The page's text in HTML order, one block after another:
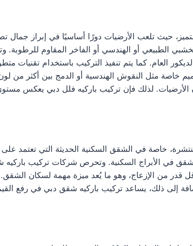
حيث تلعب الأرضيات دورًا أساسيًا في إبراز جمال
الطبيعي أو الهندسي أو الفاخر المقاوم للرطوبة.
العام. كما يتم تنفيذ التركيب باستخدام تقنيات
خاصة مثل النقوش الهندسية أو الدمج بين أكثر من
لذلك فإن تركيب باركيه فلل دبي يعكس مستوى
خاصة في الشقق السكنية الحديثة التي تعتمد على
للشقق في الأبراج السكنية. وتحرص شركات تركيب
قدر من الإزعاج، وهو ما يُعد ميزة مهمة لسكان الشقق.
إلى ذلك، يساعد تركيب باركيه شقق دبي في رفع